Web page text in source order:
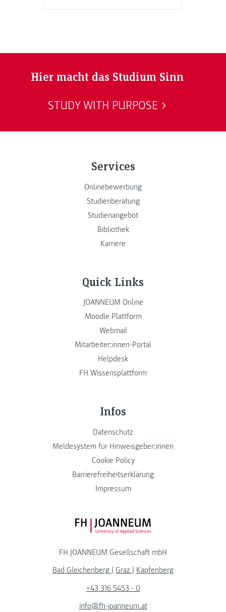
Hier macht das Studium Sinn
STUDY WITH PURPOSE
Services
Onlinebewerbung
Studienberatung
Studienangebot
Bibliothek
Karriere
Quick Links
JOANNEUM Online
Moodle Plattform
Webmail
Mitarbeiter:innen-Portal
Helpdesk
FH Wissensplattform
Infos
Datenschutz
Meldesystem für Hinweisgeber:innen
Cookie Policy
Barrierefreiheitserklärung
Impressum
FH JOANNEUM Logo
FH JOANNEUM Gesellschaft mbH
Bad Gleichenberg
Graz
Kapfenberg
+43 316 5453 - 0
info@fh-joanneum.at